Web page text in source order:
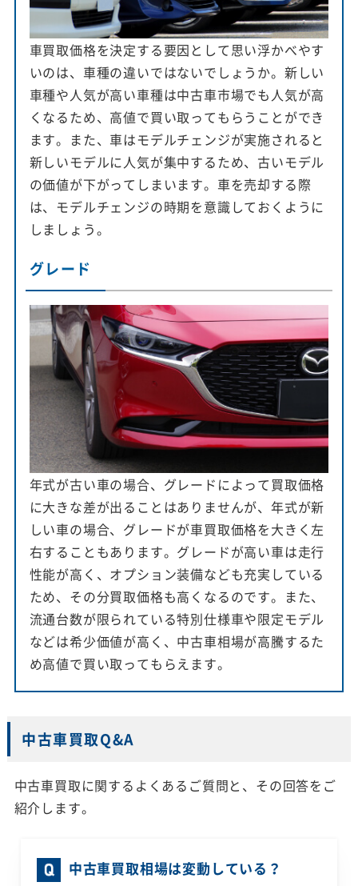
車買取価格を決定する要因として思い浮かべやす
いのは、車種の違いではないでしょうか。新しい
車種や人気が高い車種は中古車市場でも人気が高
くなるため、高値で買い取ってもらうことができ
ます。また、車はモデルチェンジが実施されると
新しいモデルに人気が集中するため、古いモデル
の価値が下がってしまいます。車を売却する際
は、モデルチェンジの時期を意識しておくように
しましょう。
グレード
年式が古い車の場合、グレードによって買取価格
に大きな差が出ることはありませんが、年式が新
しい車の場合、グレードが車買取価格を大きく左
右することもあります。グレードが高い車は走行
性能が高く、オプション装備なども充実している
ため、その分買取価格も高くなるのです。また、
流通台数が限られている特別仕様車や限定モデル
などは希少価値が高く、中古車相場が高騰するた
め高値で買い取ってもらえます。
中古車買取Q&A
中古車買取に関するよくあるご質問と、その回答をご
紹介します。
中古車買取相場は変動している？